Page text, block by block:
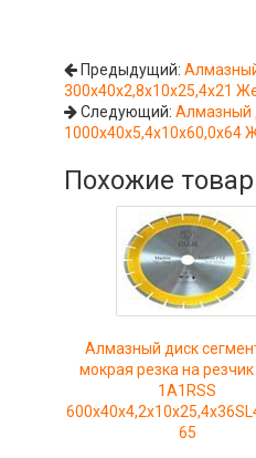
Предыдущий:
300х40х2,8х10х25,4х21
Следующий:Алмазный
Похожие
Алмазный диск
мокрая резка на
1A1RSS
65